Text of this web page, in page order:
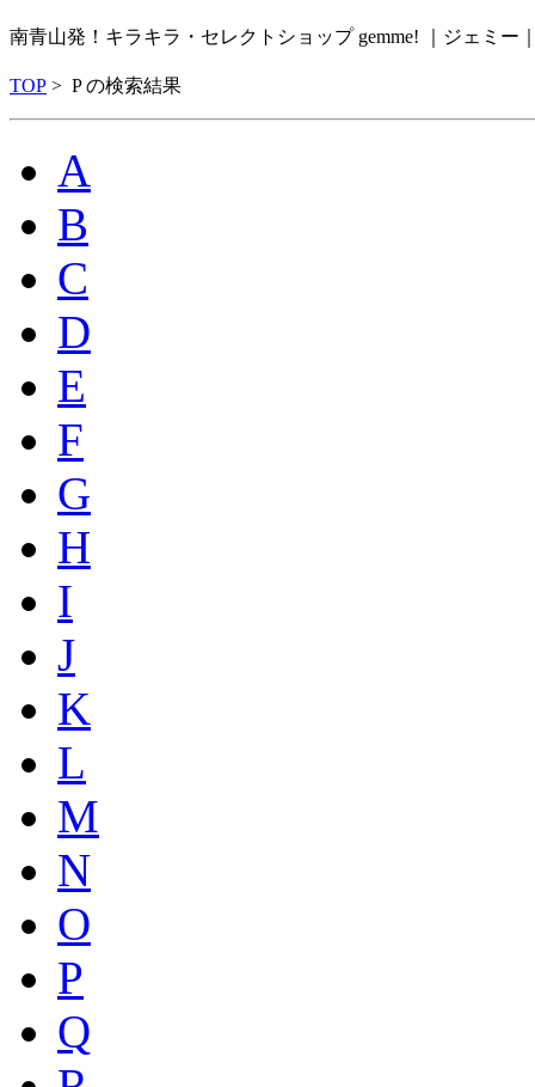
南青山発！キラキラ・セレクトショップ gemme! ｜ジェミー
TOP > P の検索結果
A
B
C
D
E
F
G
H
I
J
K
L
M
N
O
P
Q